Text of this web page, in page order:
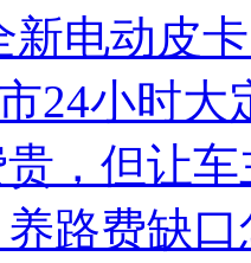
新电动皮
24小时大
，但让
路费缺